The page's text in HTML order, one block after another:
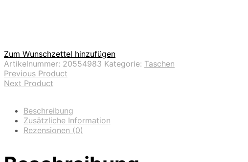
Zum Wunschzettel hinzufügen
Artikelnummer: 20554983 Kategorie: Taschen
Previous Product
Next Product
Beschreibung
Zusätzliche Information
Rezensionen (0)